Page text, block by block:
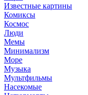
Известные картины
Комиксы
Космос
Люди
Мемы
Минимализм
Море
Музыка
Мультфильмы
Насекомые